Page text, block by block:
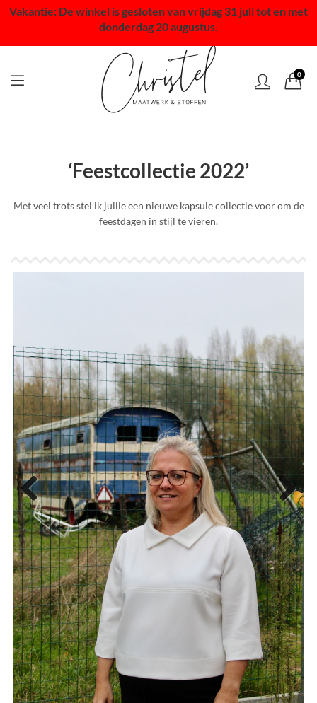
Vakantie: De winkel is gesloten van vrijdag 31 juli tot en met
donderdag 20 augustus.
0
‘Feestcollectie 2022’
Met veel trots stel ik jullie een nieuwe kapsule collectie voor om de
feestdagen in stijl te vieren.
Previous Next